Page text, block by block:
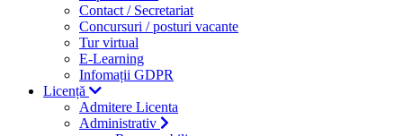
Contact / Secretariat
Concursuri / posturi vacante
Tur virtual
E-Learning
Infomații GDPR
Licență
Admitere Licenta
Administrativ